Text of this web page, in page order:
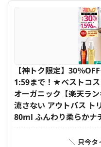
【神トク限定】30％
1:59まで！★ベストコ
オーガニック【楽天ラ
流さない アウトバス ト
80ml ふんわり柔らかナ
＼ 只今タ